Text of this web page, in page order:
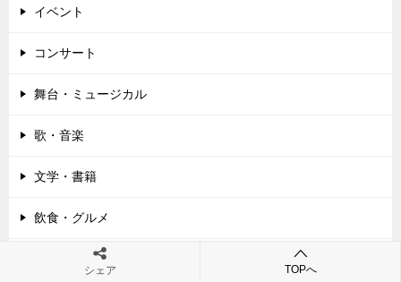
イベント
コンサート
舞台・ミュージカル
歌・音楽
文学・書籍
飲食・グルメ
シェア TOPへ